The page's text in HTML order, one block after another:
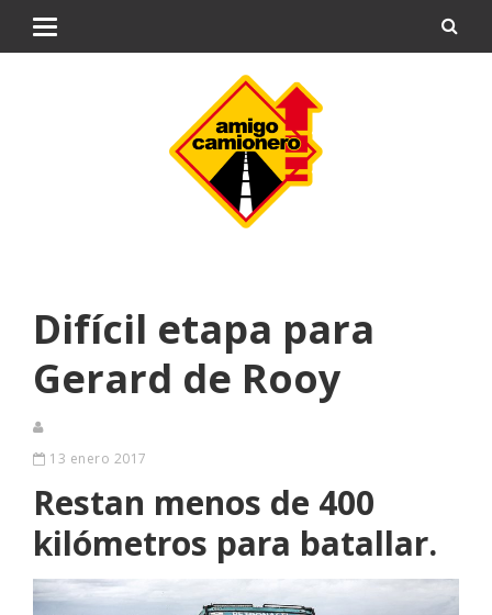
Difícil etapa para
Gerard de Rooy
13 enero 2017
Restan menos de 400
kilómetros para batallar.